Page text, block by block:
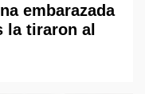
embarazada
la tiraron al